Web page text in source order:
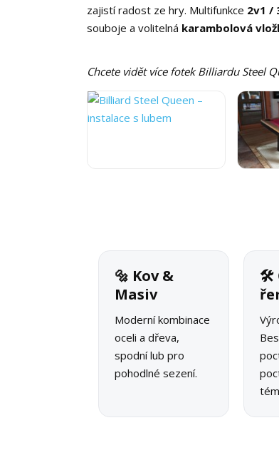
zajistí radost ze hry. Multifunkce 2v1 /
souboje a volitelná karambolová
Chcete vidět více fotek Billiardu Steel
🔩 Kov &
Masiv
Moderní kombinace
oceli a dřeva,
spodní lub pro
pohodlné sezení.
🛠